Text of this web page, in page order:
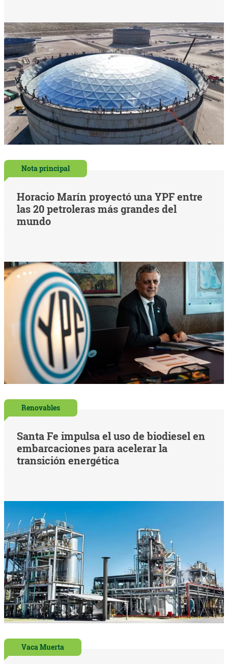
Nota principal
Horacio Marín proyectó una YPF entre
las 20 petroleras más grandes del
mundo
Renovables
Santa Fe impulsa el uso de biodiesel en
embarcaciones para acelerar la
transición energética
Vaca Muerta